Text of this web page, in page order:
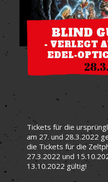
BLIND
- VERLEGT
EDEL-
Tickets für die
am 27. und 28.3.2022
die Tickets für die
27.3.2022 und
13.10.2022 gültig!